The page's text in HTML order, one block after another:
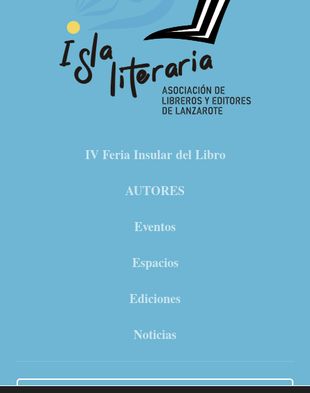
IV Feria Insular del Libro
AUTORES
Eventos
Espacios
Ediciones
Noticias